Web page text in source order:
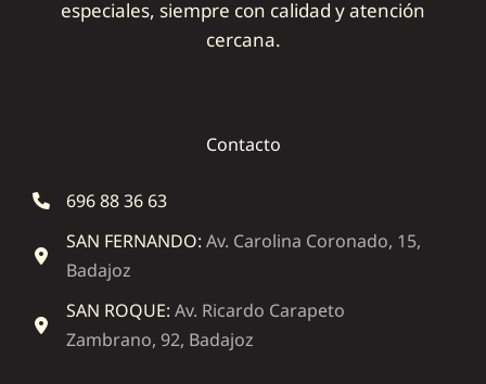
especiales, siempre con calidad y atención
cercana.
Contacto
696 88 36 63
SAN FERNANDO: Av. Carolina Coronado, 15,
Badajoz
SAN ROQUE: Av. Ricardo Carapeto
Zambrano, 92, Badajoz